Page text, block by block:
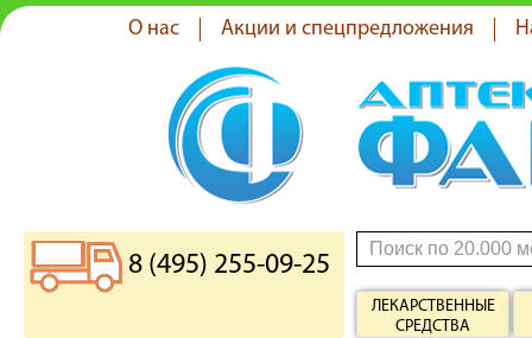
О нас Акции и спецпредложения
8 (495) 255-09-25
ЛЕКАРСТВЕННЫЕ
СРЕДСТВА